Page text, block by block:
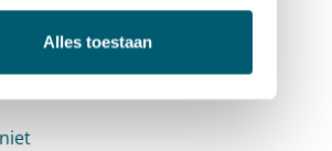
Alles toestaan